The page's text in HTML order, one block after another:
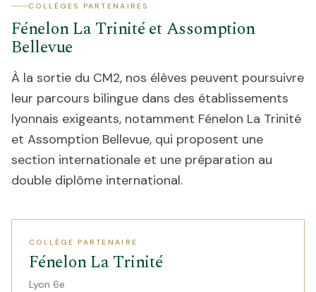
COLLÈGES PARTENAIRES
Fénelon La Trinité et Assomption
Bellevue
À la sortie du CM2, nos élèves peuvent poursuivre
leur parcours bilingue dans des établissements
lyonnais exigeants, notamment Fénelon La Trinité
et Assomption Bellevue, qui proposent une
section internationale et une préparation au
double diplôme international.
COLLÈGE PARTENAIRE
Fénelon La Trinité
Lyon 6e